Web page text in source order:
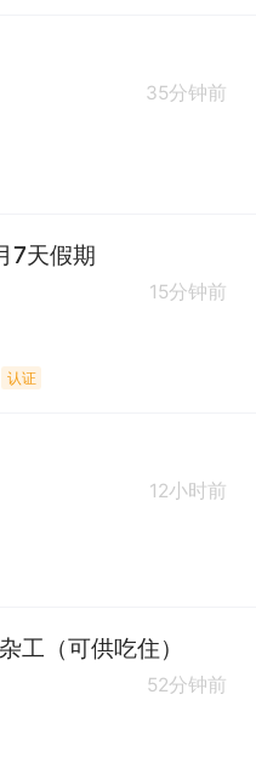
35分钟前
7天假期
15分钟前
认证
12小时前
工（可供吃住）
52分钟前